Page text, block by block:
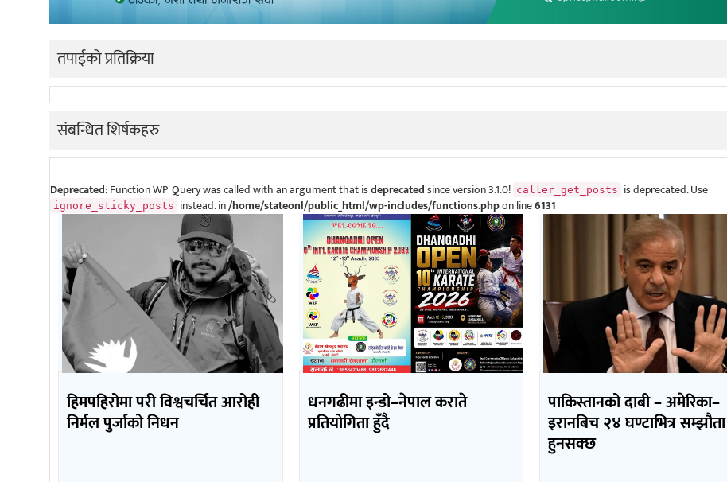
तपाईको प्रतिक्रिया
संबन्धित शिर्षकहरु
Deprecated: Function WP_Query was called with an argument that isdeprecatedsince version 3.1.0! caller_get_posts is deprecated. Use
ignore_sticky_posts instead. in/home/stateonl/public_html/wp-includes/functions.phpon line6131
हिमपहिरोमा परी विश्वचर्चित आरोही
निर्मल पुर्जाको निधन
धनगढीमा इन्डो–नेपाल कराते
प्रतियोगिता हुँदै
पाकिस्तानको दाबी – अमेरिका–
इरानबिच २४ घण्टाभित्र सम्झौता
हुनसक्छ